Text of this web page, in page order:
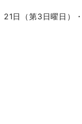
日（第3日曜日）